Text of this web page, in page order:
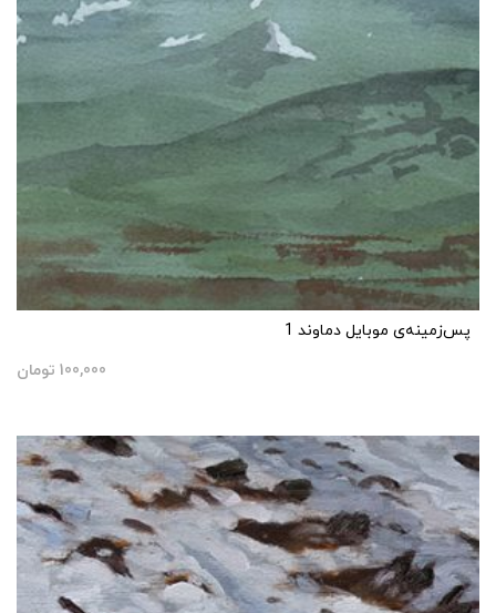
پس‌زمینه‌ی موبایل دماوند 1
100,000 تومان